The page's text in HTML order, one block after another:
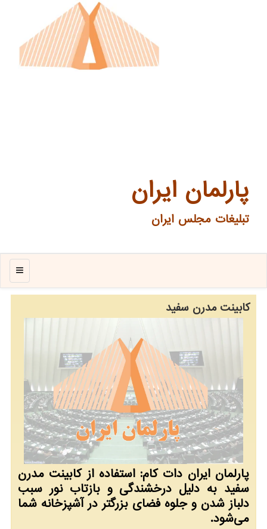
پارلمان ایران
تبلیغات مجلس ایران
منو
كابینت مدرن سفید
پارلمان ایران دات كام: استفاده از كابینت مدرن
سفید به دلیل درخشندگی و بازتاب نور سبب
دلباز شدن و جلوه فضای بزرگتر در آشپزخانه شما
می‌شود.